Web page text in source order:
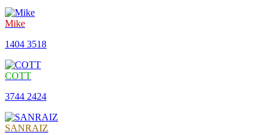
Mike
1404 3518
COTT
3744 2424
SANRAIZ